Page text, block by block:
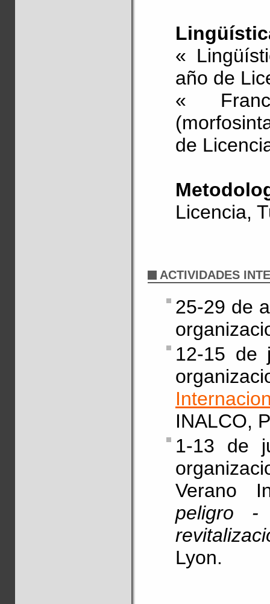
«
año de
«
de
Licencia,
ACTIVIDADES
25-29 de
12-15 de
INALCO,
1-13 de
Verano
peligro -
Lyon.